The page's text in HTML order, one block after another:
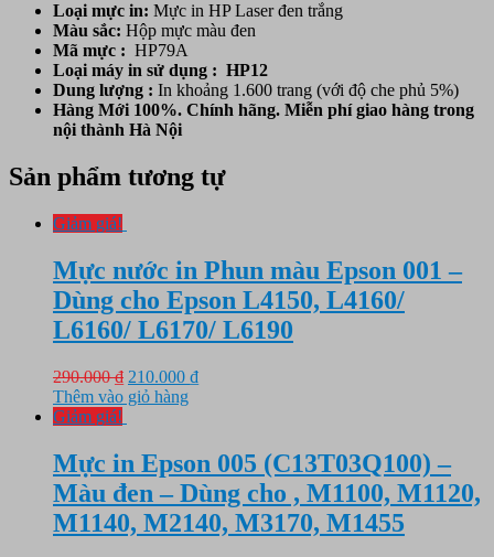
Loại mực in: Mực in HP Laser đen trắng
Màu sắc: Hộp mực màu đen
Mã mực : HP79A
Loại máy in sử dụng : HP12
Dung lượng : In khoảng 1.600 trang (với độ che phủ 5%)
Hàng Mới 100%. Chính hãng. Miễn phí giao hàng trong
nội thành Hà Nội
Sản phẩm tương tự
Giảm giá!
Mực nước in Phun màu Epson 001 –
Dùng cho Epson L4150, L4160/
L6160/ L6170/ L6190
290.000₫ Giá
gốc
210.000 ₫Giá
210.000 ₫.
Thêm vào giỏ hàng
Giảm giá!
Mực in Epson 005 (C13T03Q100) –
Màu đen – Dùng cho , M1100, M1120,
M1140, M2140, M3170, M1455